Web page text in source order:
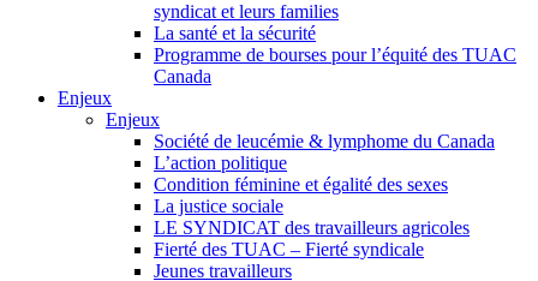
syndicat et leurs families
La santé et la sécurité
Programme de bourses pour l’équité des TUAC
Canada
Enjeux
Enjeux
Société de leucémie & lymphome du Canada
L’action politique
Condition féminine et égalité des sexes
La justice sociale
LE SYNDICAT des travailleurs agricoles
Fierté des TUAC – Fierté syndicale
Jeunes travailleurs